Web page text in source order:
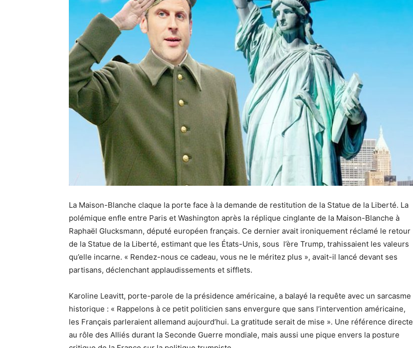
La Maison-Blanche claque la porte face à la demande de restitution de la Statue de la Liberté. La
polémique enfle entre Paris et Washington après la réplique cinglante de la Maison-Blanche à
Raphaël Glucksmann, député européen français. Ce dernier avait ironiquement réclamé le retour
de la Statue de la Liberté, estimant que les États-Unis, sous l’ère Trump, trahissaient les valeurs
qu’elle incarne. « Rendez-nous ce cadeau, vous ne le méritez plus », avait-il lancé devant ses
partisans, déclenchant applaudissements et sifflets.
Karoline Leavitt, porte-parole de la présidence américaine, a balayé la requête avec un sarcasme
historique : « Rappelons à ce petit politicien sans envergure que sans l’intervention américaine,
les Français parleraient allemand aujourd’hui. La gratitude serait de mise ». Une référence directe
au rôle des Alliés durant la Seconde Guerre mondiale, mais aussi une pique envers la posture